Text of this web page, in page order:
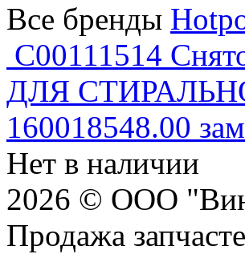
Все бренды
C00111514
ДЛЯ
160018548.00
Нет в наличии
2026 © ООО
Продажа